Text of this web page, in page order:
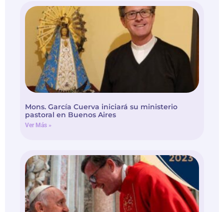
Mons. García Cuerva iniciará su ministerio
Ver Más »